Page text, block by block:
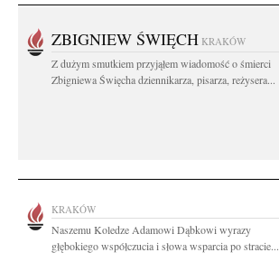
ZBIGNIEW ŚWIĘCH KRAKÓW
Z dużym smutkiem przyjąłem wiadomość o śmierci
Zbigniewa Święcha dziennikarza, pisarza, reżysera...
KRAKÓW
Naszemu Koledze Adamowi Dąbkowi wyrazy
głębokiego współczucia i słowa wsparcia po stracie...